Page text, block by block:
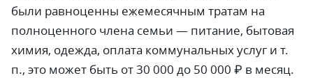
были равноценны ежемесячным тратам на
полноценного члена семьи — питание, бытовая
химия, одежда, оплата коммунальных услуг и т.
п., это может быть от 30 000 до 50 000 ₽ в месяц.